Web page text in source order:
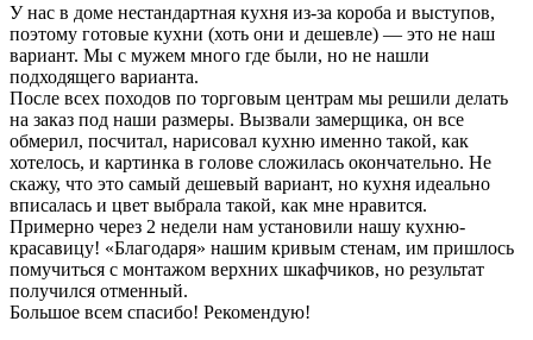
У нас в доме нестандартная кухня из-за короба и выступов,
поэтому готовые кухни (хоть они и дешевле) — это не наш
вариант. Мы с мужем много где были, но не нашли
подходящего варианта.
После всех походов по торговым центрам мы решили делать
на заказ под наши размеры. Вызвали замерщика, он все
обмерил, посчитал, нарисовал кухню именно такой, как
хотелось, и картинка в голове сложилась окончательно. Не
скажу, что это самый дешевый вариант, но кухня идеально
вписалась и цвет выбрала такой, как мне нравится.
Примерно через 2 недели нам установили нашу кухню-
красавицу! «Благодаря» нашим кривым стенам, им пришлось
помучиться с монтажом верхних шкафчиков, но результат
получился отменный.
Большое всем спасибо! Рекомендую!